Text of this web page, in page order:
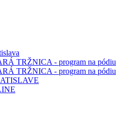
TRŽNICA - program na pódiu
TRŽNICA - program na pódiu